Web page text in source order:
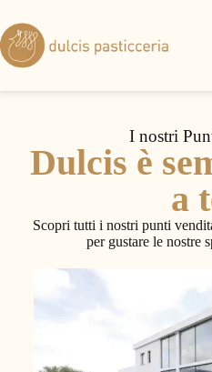
I nostri
Dulcis è
a
Scopri tutti i nostri punti
per gustare le nostre